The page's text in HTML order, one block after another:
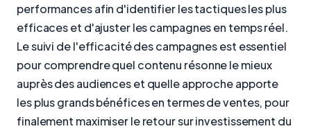
performances afin d'identifier les tactiques les plus
efficaces et d'ajuster les campagnes en temps réel.
Le suivi de l'efficacité des campagnes est essentiel
pour comprendre quel contenu résonne le mieux
auprès des audiences et quelle approche apporte
les plus grands bénéfices en termes de ventes, pour
finalement maximiser le retour sur investissement du